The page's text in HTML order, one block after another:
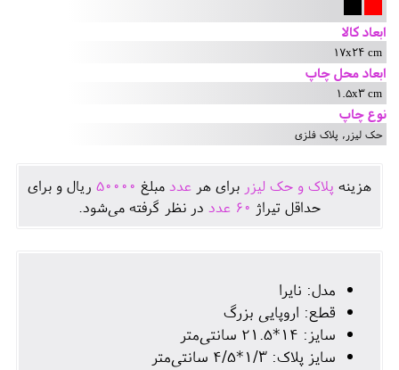
ابعاد کالا
17x24 cm
ابعاد محل چاپ
1.5x3 cm
نوع چاپ
حک لیزر, پلاک فلزی
هزينه پلاک و حک لیزر برای هر عدد مبلغ 50000 ريال و برای
حداقل تيراژ 60 عدد در نظر گرفته می‌شود.
مدل: نایرا
قطع: اروپایی بزرگ
سایز: 14*21.5 سانتی‌متر
سایز پلاک: 1/3*4/5 سانتی‌متر